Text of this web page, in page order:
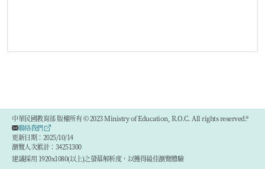
中華民國教育部 版權所有 © 2023 Ministry of Education, R.O.C. All rights reserved.®
聯絡我們
更新日期：2025/10/14
瀏覽人次累計：34251300
建議採用 1920x1080(以上)之螢幕解析度，以獲得最佳瀏覽體驗